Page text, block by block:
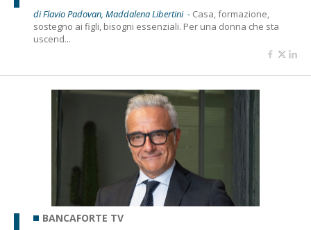
di Flavio Padovan, Maddalena Libertini - Casa, formazione,
sostegno ai figli, bisogni essenziali. Per una donna che sta
uscend...
BANCAFORTE TV